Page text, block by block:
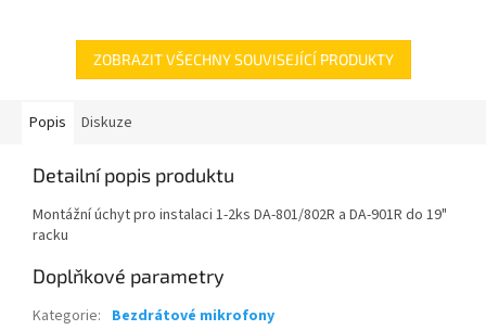
ZOBRAZIT VŠECHNY SOUVISEJÍCÍ PRODUKTY
Popis Diskuze
Detailní popis produktu
Montážní úchyt pro instalaci 1-2ks DA-801/802R a DA-901R do 19"
racku
Doplňkové parametry
Kategorie: Bezdrátové mikrofony